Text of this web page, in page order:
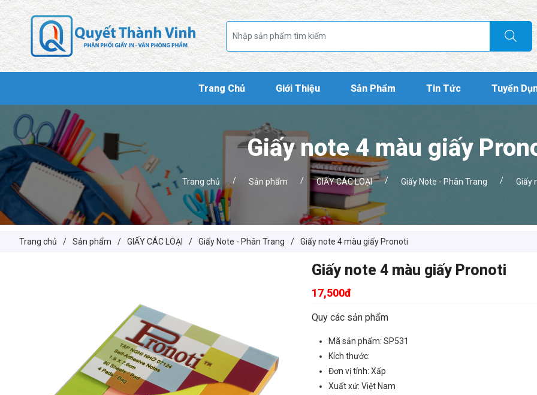
Trang Chủ Giới Thiệu Sản Phẩm Tin Tức Tuyển
Giấy note 4 màu giấy
Trang chủ / Sản phẩm / GIẤY CÁC LOẠI / Giấy Note - Phân Trang / Giấy
Trang chủ / Sản phẩm / GIẤY CÁC LOẠI / Giấy Note - Phân Trang / Giấy note 4 màu giấy Pronoti
Giấy note 4 màu giấy Pronoti
17,500đ
Quy các sản phẩm
Mã sản phẩm: SP531
Kích thước:
Đơn vị tính: Xấp
Xuất xứ: Việt Nam